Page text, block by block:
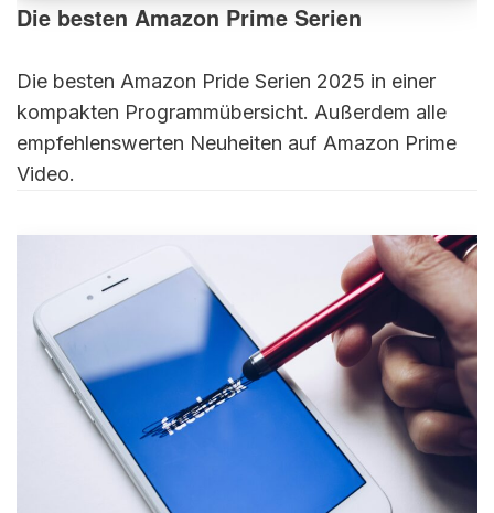
Die besten Amazon Prime Serien
Die besten Amazon Pride Serien 2025 in einer
kompakten Programmübersicht. Außerdem alle
empfehlenswerten Neuheiten auf Amazon Prime
Video.